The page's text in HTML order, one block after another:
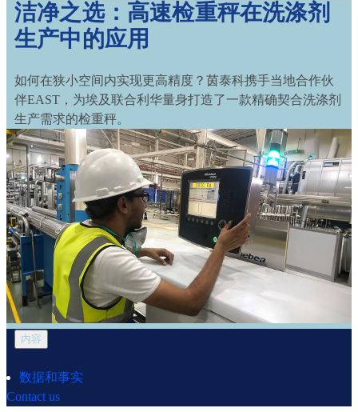
洁净之选：高速检重秤在洗涤剂
生产中的应用
如何在狭小空间内实现更高精度？茵泰科携手当地合作伙
伴EAST，为埃及联合利华量身打造了一款精确契合洗涤剂
生产需求的检重秤。
内容
数据和事实
Contact us